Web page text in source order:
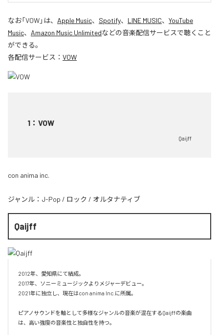
なお「VOW」は、 Apple Music、 Spotify、 LINE MUSIC、 YouTube
Music、 Amazon Music Unlimitedなどの音楽配信サービスで聴くこと
ができる。
各配信サービス： VOW
1 ： VOW
Qaijff
con anima inc.
ジャンル： J-Pop / ロック / オルタナティブ
Qaijff
2012年、愛知県にて結成。
2017年、ソニーミュージックよりメジャーデビュー。
2021年に独立し、現在はcon anima Inc.に所属。
ピアノサウンドを軸として多様なジャンルの音楽が混在するQaijffの楽曲
は、高い強度の音楽性と独自性を持つ。